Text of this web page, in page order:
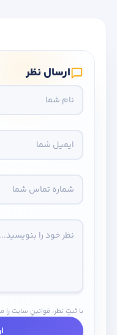
ارسال نظر
با ثبتِ نظر، قوانینِ سایت را